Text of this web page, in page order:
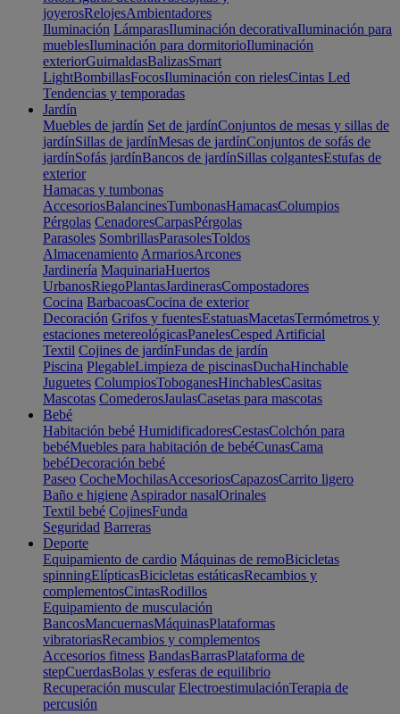
joyerosRelojesAmbientadores
Iluminación LámparasIluminación decorativaIluminación para
mueblesIluminación para dormitorioIluminación
exteriorGuirnaldasBalizasSmart
LightBombillasFocosIluminación con rielesCintas Led
Tendencias y temporadas
Jardín
Muebles de jardín Set de jardínConjuntos de mesas y sillas de
jardínSillas de jardínMesas de jardínConjuntos de sofás de
jardínSofás jardínBancos de jardínSillas colgantesEstufas de
exterior
Hamacas y tumbonas
AccesoriosBalancinesTumbonasHamacasColumpios
Pérgolas CenadoresCarpasPérgolas
Parasoles SombrillasParasolesToldos
Almacenamiento ArmariosArcones
Jardinería MaquinariaHuertos
UrbanosRiegoPlantasJardinerasCompostadores
Cocina BarbacoasCocina de exterior
Decoración Grifos y fuentesEstatuasMacetasTermómetros y
estaciones metereológicasPanelesCesped Artificial
Textil Cojines de jardínFundas de jardín
Piscina PlegableLimpieza de piscinasDuchaHinchable
Juguetes ColumpiosToboganesHinchablesCasitas
Mascotas ComederosJaulasCasetas para mascotas
Bebé
Habitación bebé HumidificadoresCestasColchón para
bebéMuebles para habitación de bebéCunasCama
bebéDecoración bebé
Paseo CocheMochilasAccesoriosCapazosCarrito ligero
Baño e higiene Aspirador nasalOrinales
Textil bebé CojinesFunda
Seguridad Barreras
Deporte
Equipamiento de cardio Máquinas de remoBicicletas
spinningElípticasBicicletas estáticasRecambios y
complementosCintasRodillos
Equipamiento de musculación
BancosMancuernasMáquinasPlataformas
vibratoriasRecambios y complementos
Accesorios fitness BandasBarrasPlataforma de
stepCuerdasBolas y esferas de equilibrio
Recuperación muscular ElectroestimulaciónTerapia de
percusión